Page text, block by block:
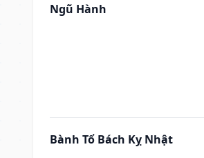
Ngũ Hành
Bành Tổ Bách Kỵ Nhật